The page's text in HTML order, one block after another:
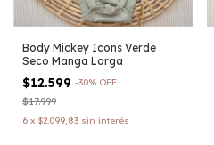
Body Mickey Icons Verde
Seco Manga Larga
$12.599 -30% OFF
$17.999
6 x $2.099,83 sin interés